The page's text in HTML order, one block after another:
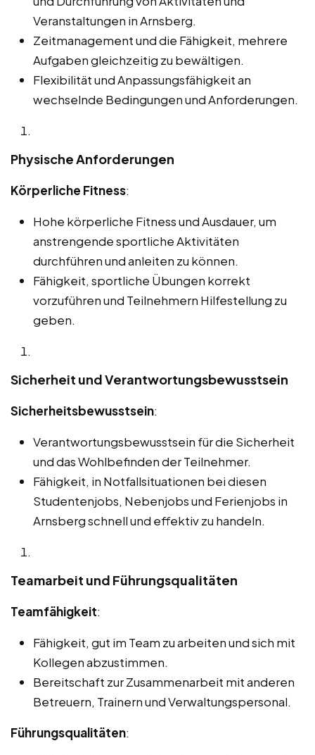
Veranstaltungen in Arnsberg.
Zeitmanagement und die Fähigkeit, mehrere
Aufgaben gleichzeitig zu bewältigen.
Flexibilität und Anpassungsfähigkeit an
wechselnde Bedingungen und Anforderungen.
Physische Anforderungen
Körperliche Fitness:
Hohe körperliche Fitness und Ausdauer, um
anstrengende sportliche Aktivitäten
durchführen und anleiten zu können.
Fähigkeit, sportliche Übungen korrekt
vorzuführen und Teilnehmern Hilfestellung zu
geben.
Sicherheit und Verantwortungsbewusstsein
Sicherheitsbewusstsein:
Verantwortungsbewusstsein für die Sicherheit
und das Wohlbefinden der Teilnehmer.
Fähigkeit, in Notfallsituationen bei diesen
Studentenjobs, Nebenjobs und Ferienjobs in
Arnsberg schnell und effektiv zu handeln.
Teamarbeit und Führungsqualitäten
Teamfähigkeit:
Fähigkeit, gut im Team zu arbeiten und sich mit
Kollegen abzustimmen.
Bereitschaft zur Zusammenarbeit mit anderen
Betreuern, Trainern und Verwaltungspersonal.
Führungsqualitäten: